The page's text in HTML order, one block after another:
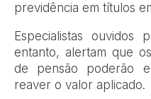
previdência em títulos
Especialistas ouvidos
entanto, alertam que
de pensão poderão
reaver o valor aplicado.